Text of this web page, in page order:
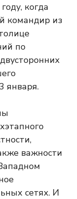
когда
командир из
по
января.
важности
сетях. И